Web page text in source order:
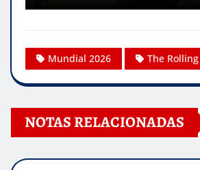
Mundial 2026 The
NOTAS RELACIONADAS